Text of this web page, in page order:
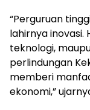
“Perguruan
lahirnya inovasi.
teknologi,
perlindungan
memberi
ekonomi,”